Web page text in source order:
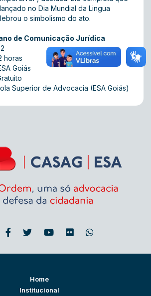
no Dia Mundial da Lingua
o simbolismo do ato.
de Comunicação Jurídica
2022
horas
ESA Goiás
Superior de Advocacia (ESA Goiás)
Home
Institucional